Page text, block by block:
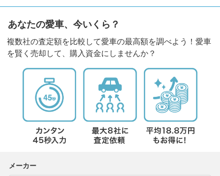
あなたの愛車、今いくら？
複数社の査定額を比較して愛車の最高額を調べよう！愛車
を賢く売却して、購入資金にしませんか？
メーカー